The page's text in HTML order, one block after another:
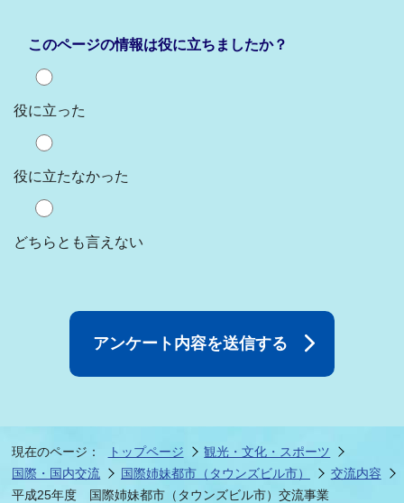
このページの情報は役に立ちましたか？
役に立った
役に立たなかった
どちらとも言えない
現在のページ： トップページ
観光・文化・スポーツ
国際・国内交流
国際姉妹都市（タウンズビル市）
交流内容
平成25年度 国際姉妹都市（タウンズビル市）交流事業